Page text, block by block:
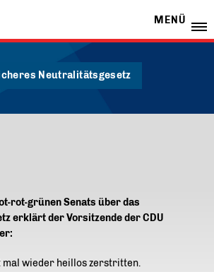
MENÜ
Neutralitätsgesetz
rot-grünen Senats über das
erklärt der Vorsitzende der CDU
mal wieder heillos zerstritten.